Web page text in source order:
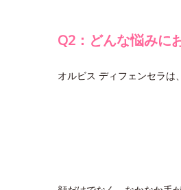
Q2：どんな悩みに
オルビス ディフェンセラは